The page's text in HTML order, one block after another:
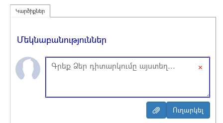
Կարծիքներ
Մեկնաբանություններ
×